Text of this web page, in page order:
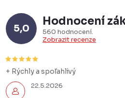
5,0
Hodnocení
560 hodnocení
Zobrazit recenze
22.5.2026
+ Rýchly a spoľahlivý